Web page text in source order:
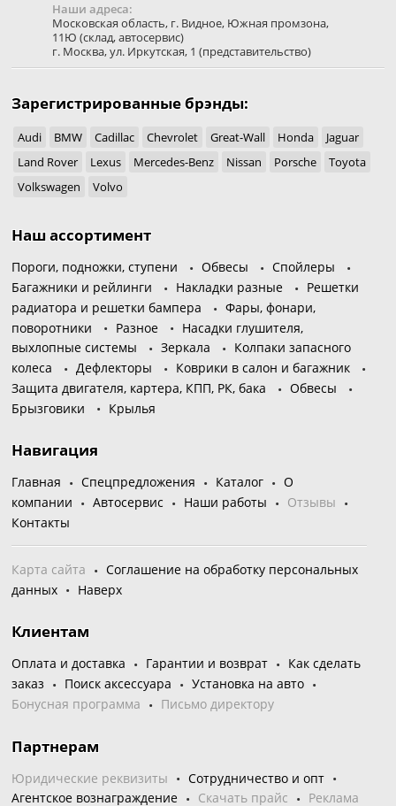
Наши адреса:
Московская область, г. Видное, Южная промзона,
11Ю (склад, автосервис)
г. Москва,ул. Иркутская, 1 (представительство)
Зарегистрированные брэнды:
Audi BMW Cadillac Chevrolet Great-Wall Honda
Jaguar
Land Rover
Lexus Mercedes-Benz Nissan Porsche
Toyota
Volkswagen
Volvo
Наш ассортимент
Пороги, подножки, ступени Обвесы
Спойлеры
Багажники и рейлинги
Накладки разные
Решетки
радиатора и решетки бампера
Фары, фонари,
поворотники
Разное
Насадки глушителя,
выхлопные системы
Зеркала
Колпаки запасного
колеса
Дефлекторы
Коврики в салон и багажник
Защита двигателя, картера, КПП, РК, бака
Обвесы
Брызговики
Крылья
Навигация
Главная Спецпредложения Каталог
О
компании
Автосервис Наши работы
Отзывы
Контакты
Карта сайта
Соглашение на обработку персональных
данных
Наверх
Клиентам
Оплата и доставка Гарантии и возврат
Как сделать
заказ
Поиск аксессуара
Установка на авто
Бонусная программа
Письмо директору
Партнерам
Юридические реквизиты
Сотрудничество и опт
Агентское вознаграждение
Скачать прайс Реклама